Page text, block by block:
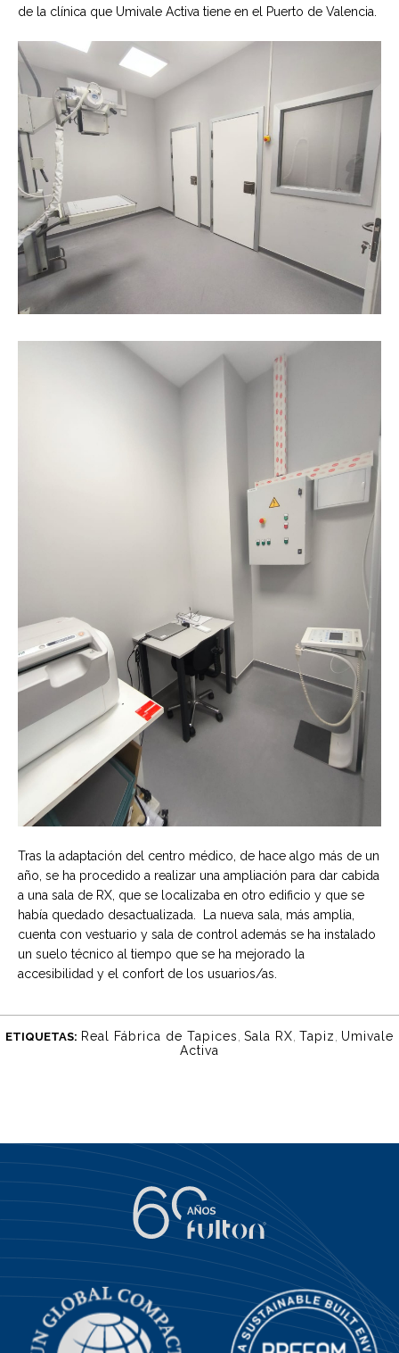
de la clínica que Umivale Activa tiene en el Puerto de Valencia.
Tras la adaptación del centro médico, de hace algo más de un
año, se ha procedido a realizar una ampliación para dar cabida
a una sala de RX, que se localizaba en otro edificio y que se
había quedado desactualizada. La nueva sala, más amplia,
cuenta con vestuario y sala de control además se ha instalado
un suelo técnico al tiempo que se ha mejorado la
accesibilidad y el confort de los usuarios/as.
ETIQUETAS: Real Fábrica de Tapices Sala RX Tapiz
Umivale
Activa